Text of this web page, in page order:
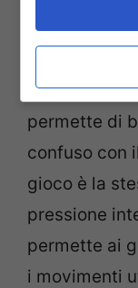
Il padelè
permette di
confuso con
gioco è la
pressione
permette ai
i movimenti